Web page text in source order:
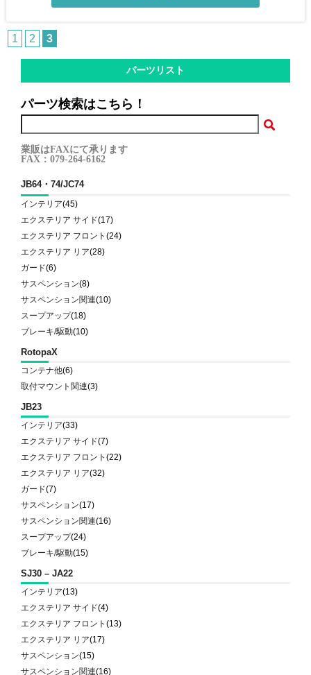
パーツリスト
パーツ検索はこちら！
業販はFAXにて承ります
FAX：079-264-6162
JB64・74/JC74
インテリア(45)
エクステリア サイド(17)
エクステリア フロント(24)
エクステリア リア(28)
ガード(6)
サスペンション(8)
サスペンション関連(10)
スープアップ(18)
ブレーキ/駆動(10)
RotopaX
コンテナ他(6)
取付マウント関連(3)
JB23
インテリア(33)
エクステリア サイド(7)
エクステリア フロント(22)
エクステリア リア(32)
ガード(7)
サスペンション(17)
サスペンション関連(16)
スープアップ(24)
ブレーキ/駆動(15)
SJ30 – JA22
インテリア(13)
エクステリア サイド(4)
エクステリア フロント(13)
エクステリア リア(17)
サスペンション(15)
サスペンション関連(16)
1 2 3